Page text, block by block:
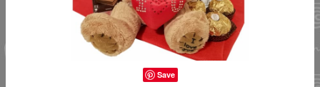
Save